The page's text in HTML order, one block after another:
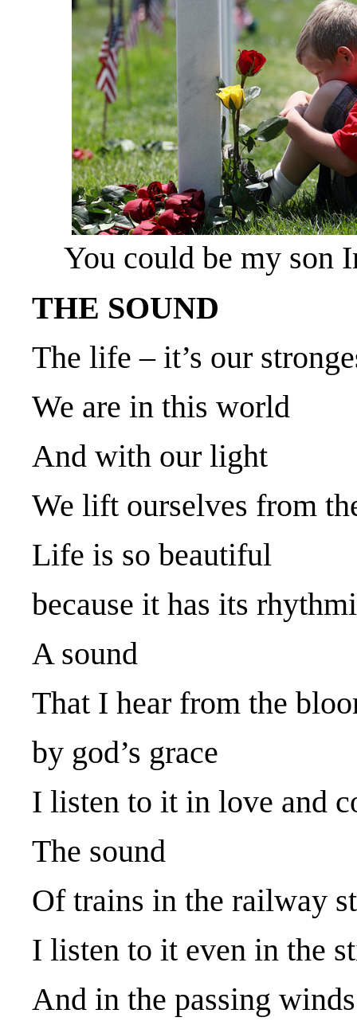
You could be my son
THE SOUND
The life – it’s our
We are in this world
And with our light
We lift ourselves from
Life is so beautiful
because it has its
A sound
That I hear from the
by god’s grace
I listen to it in love and
The sound
Of trains in the railway
I listen to it even in the
And in the passing winds